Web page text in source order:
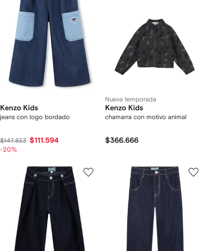
Kenzo Kids
jeans con logo bordado
$147.833 $111.594
-20%
Nueva temporada
Kenzo Kids
chamarra con motivo animal
$366.666